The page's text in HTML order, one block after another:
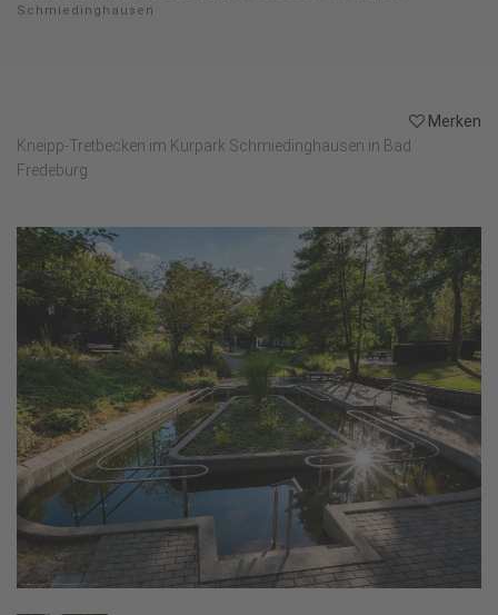
Schmiedinghausen
Merken
Kneipp-Tretbecken im Kurpark Schmiedinghausen in Bad
Fredeburg.